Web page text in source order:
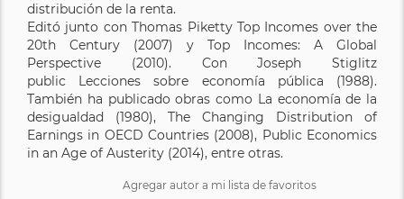
distribución de la renta.
Editó junto con Thomas Piketty Top Incomes over the
20th Century (2007) y Top Incomes: A Global
Perspective (2010). Con Joseph Stiglitz
public Lecciones sobre economía pública (1988).
También ha publicado obras como La economía de la
desigualdad (1980), The Changing Distribution of
Earnings in OECD Countries (2008), Public Economics
in an Age of Austerity (2014), entre otras.
Agregar autor a mi lista de favoritos